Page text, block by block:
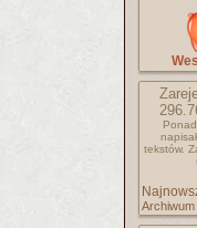
tekstów.
Archiwum